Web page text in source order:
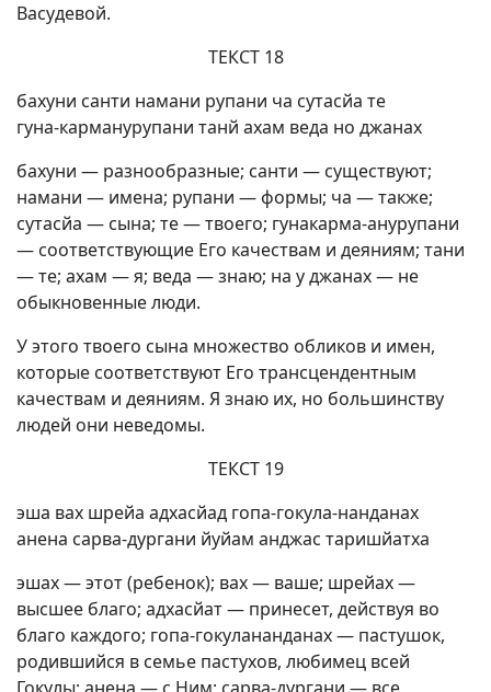
Васудевой.
ТЕКСТ 18
бахуни санти намани рупани ча сутасйа те
гуна-карманурупани танй ахам веда но джанах
бахуни — разнообразные; санти — существуют;
намани — имена; рупани — формы; ча — также;
сутасйа — сына; те — твоего; гунакарма-анурупани
— соответствующие Его качествам и деяниям; тани
— те; ахам — я; веда — знаю; на у джанах — не
обыкновенные люди.
У этого твоего сына множество обликов и имен,
которые соответствуют Его трансцендентным
качествам и деяниям. Я знаю их, но большинству
людей они неведомы.
ТЕКСТ 19
эша вах шрейа адхасйад гопа-гокула-нанданах
анена сарва-дургани йуйам анджас таришйатха
эшах — этот (ребенок); вах — ваше; шрейах —
высшее благо; адхасйат — принесет, действуя во
благо каждого; гопа-гокулананданах — пастушок,
родившийся в семье пастухов, любимец всей